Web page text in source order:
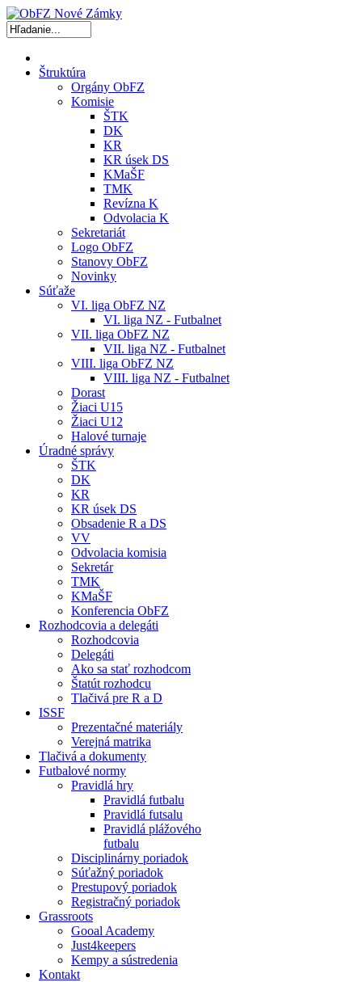
Štruktúra
Orgány ObFZ
Komisie
ŠTK
DK
KR
KR úsek DS
KMaŠF
TMK
Revízna K
Odvolacia K
Sekretariát
Logo ObFZ
Stanovy ObFZ
Novinky
Súťaže
VI. liga ObFZ NZ
VI. liga NZ - Futbalnet
VII. liga ObFZ NZ
VII. liga NZ - Futbalnet
VIII. liga ObFZ NZ
VIII. liga NZ - Futbalnet
Dorast
Žiaci U15
Žiaci U12
Halové turnaje
Úradné správy
ŠTK
DK
KR
KR úsek DS
Obsadenie R a DS
VV
Odvolacia komisia
Sekretár
TMK
KMaŠF
Konferencia ObFZ
Rozhodcovia a delegáti
Rozhodcovia
Delegáti
Ako sa stať rozhodcom
Štatút rozhodcu
Tlačivá pre R a D
ISSF
Prezentačné materiály
Verejná matrika
Tlačivá a dokumenty
Futbalové normy
Pravidlá hry
Pravidlá futbalu
Pravidlá futsalu
Pravidlá plážového
futbalu
Disciplinárny poriadok
Súťažný poriadok
Prestupový poriadok
Registračný poriadok
Grassroots
Gooal Academy
Just4keepers
Kempy a sústredenia
Kontakt